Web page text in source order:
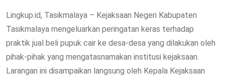
Lingkup.id, Tasikmalaya – Kejaksaan Negeri Kabupaten
Tasikmalaya mengeluarkan peringatan keras terhadap
praktik jual beli pupuk cair ke desa-desa yang dilakukan oleh
pihak-pihak yang mengatasnamakan institusi kejaksaan.
Larangan ini disampaikan langsung oleh Kepala Kejaksaan